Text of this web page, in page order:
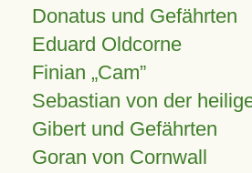
Donatus und Gefährten
Eduard Oldcorne
Finian Cam
Sebastian von der
Gibert und Gefährten
Goran von Cornwall